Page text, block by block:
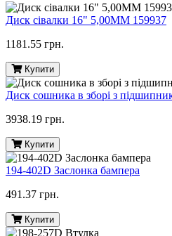
Диск сівалки 16" 5,00ММ 159937
1181.55 грн.
Купити
Диск сошника в зборі з
3938.19 грн.
Купити
194-402D Заслонка бампера
491.37 грн.
Купити